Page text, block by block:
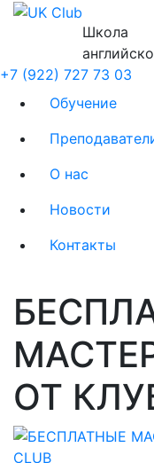
Школа
+7 (922) 727 73 03
Обучение
О нас
Новости
Контакты
ОТ